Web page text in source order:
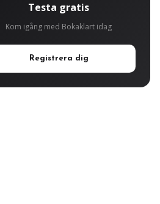
Testa gratis
Kom igång med Bokaklart idag
Registrera dig